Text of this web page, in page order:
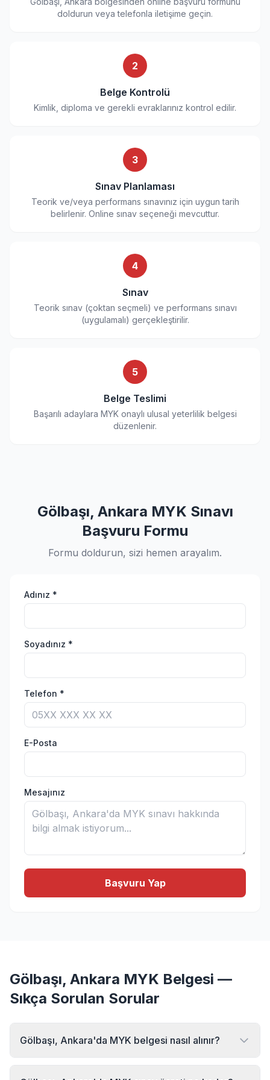
doldurun veya telefonla iletişime geçin.
2
Belge Kontrolü
Kimlik, diploma ve gerekli evraklarınız kontrol edilir.
3
Sınav Planlaması
Teorik ve/veya performans sınavınız için uygun tarih
belirlenir. Online sınav seçeneği mevcuttur.
4
Sınav
Teorik sınav (çoktan seçmeli) ve performans sınavı
(uygulamalı) gerçekleştirilir.
5
Belge Teslimi
Başarılı adaylara MYK onaylı ulusal yeterlilik belgesi
düzenlenir.
Gölbaşı, Ankara MYK Sınavı
Başvuru Formu
Formu doldurun, sizi hemen arayalım.
Adınız *
Soyadınız *
Telefon *
E-Posta
Mesajınız
Başvuru Yap
Gölbaşı, Ankara MYK Belgesi —
Sıkça Sorulan Sorular
Gölbaşı, Ankara'da MYK belgesi nasıl alınır?
Gölbaşı, Ankara bölgesinde MYK belgesi almak için MYK
Sınav Merkezi'ne başvurabilirsiniz. Online başvuru formu